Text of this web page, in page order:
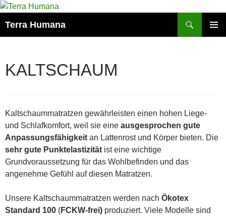
Zum
springen
Terra Humana
KALTSCHAUM
Kaltschaummatratzen gewährleisten einen hohen Liege-
und Schlafkomfort, weil sie eine ausgesprochen gute
Anpassungsfähigkeit an Lattenrost und Körper bieten. Die
sehr gute Punktelastizität ist eine wichtige
Grundvoraussetzung für das Wohlbefinden und das
angenehme Gefühl auf diesen Matratzen.
Unsere Kaltschaummatratzen werden nach Ökotex
Standard 100 (FCKW-frei) produziert. Viele Modelle sind